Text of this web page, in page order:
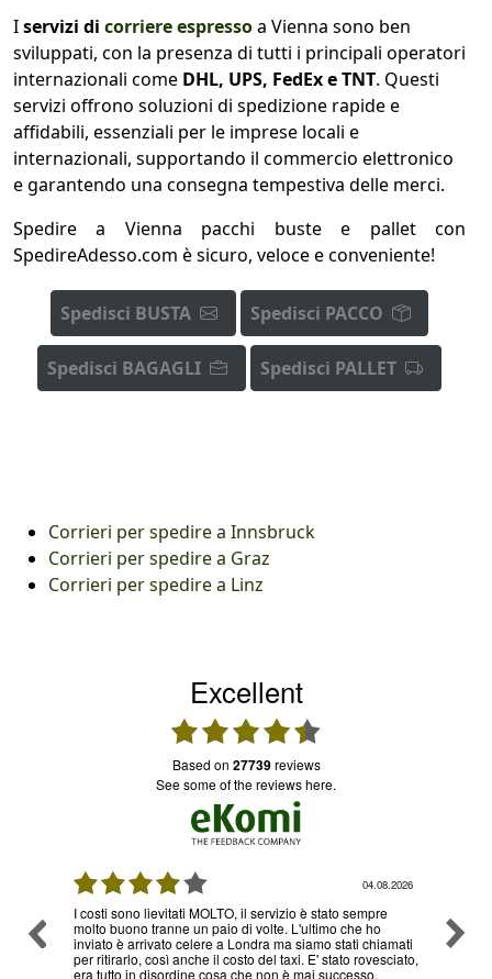
Iservizi di corriere espressoa Vienna sono ben
sviluppati, con la presenza di tutti i principali operatori
internazionali come DHL, UPS, FedEx e TNT. Questi
servizi offrono soluzioni di spedizione rapide e
affidabili, essenziali per le imprese locali e
internazionali, supportando il commercio elettronico
e garantendo una consegna tempestiva delle merci.
Spedire a Vienna pacchi buste e pallet con
SpedireAdesso.com è sicuro, veloce e conveniente!
Spedisci BUSTA Spedisci PACCO
Spedisci BAGAGLI Spedisci PALLET
Corrieri per spedire a Innsbruck
Corrieri per spedire a Graz
Corrieri per spedire a Linz
Excellent
based on 27739reviews
see some of the reviews here.
04.08.2026
I costi sono lievitati MOLTO, il servizio è stato sempre
molto buono tranne un paio di volte. L'ultimo che ho
inviato è arrivato celere a Londra ma siamo stati chiamati
per ritirarlo, così anche il costo del taxi. E' stato rovesciato,
era tutto in disordine cosa che non è mai successo.